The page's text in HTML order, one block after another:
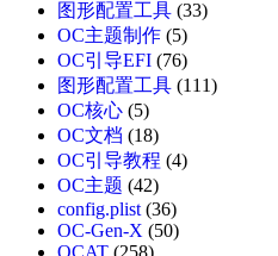
图形配置工具 (33)
OC主题制作 (5)
OC引导EFI (76)
图形配置工具 (111)
OC核心 (5)
OC文档 (18)
OC引导教程 (4)
OC主题 (42)
config.plist (36)
OC-Gen-X (50)
OCAT (258)